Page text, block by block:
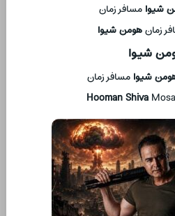
شیوا مسافر زمان
زمانهومن شیوا
شیوا
شیوا مسافر زمان
Hooman Shiva